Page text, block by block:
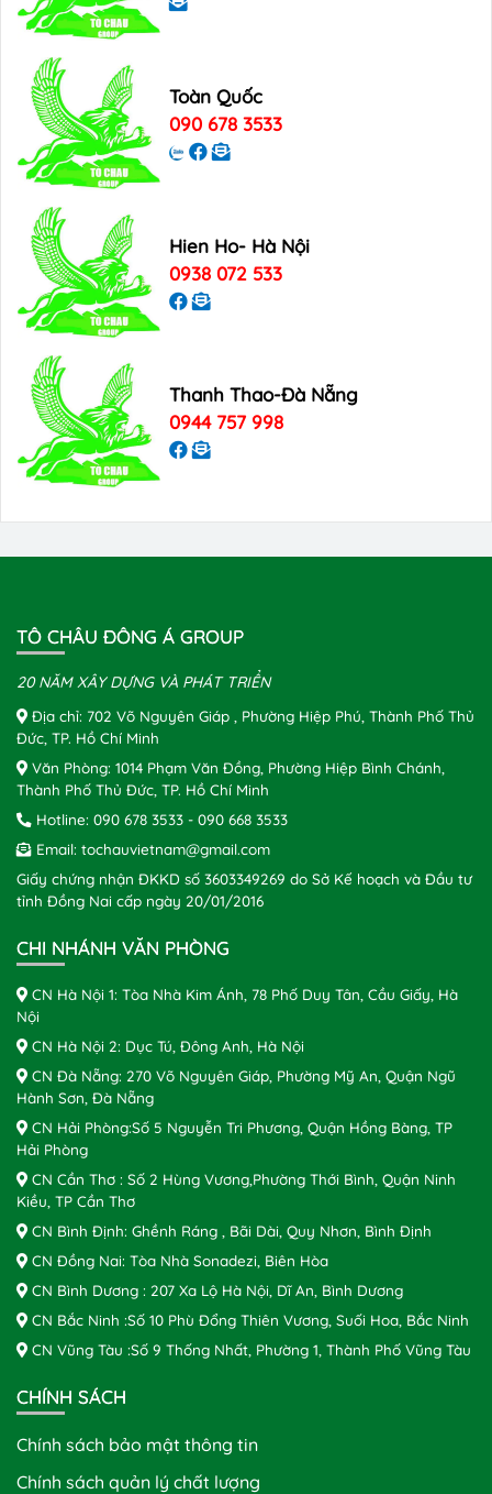
Toàn Quốc
090 678 3533
Hien Ho- Hà Nội
0938 072 533
Thanh Thao-Đà Nẵng
0944 757 998
TÔ CHÂU ĐÔNG Á GROUP
20 NĂM XÂY DỰNG VÀ PHÁT TRIỂN
Địa chỉ: 702 Võ Nguyên Giáp , Phường Hiệp Phú, Thành Phố Thủ
Đức, TP. Hồ Chí Minh
Văn Phòng: 1014 Phạm Văn Đồng, Phường Hiệp Bình Chánh,
Thành Phố Thủ Đức, TP. Hồ Chí Minh
Hotline: 090 678 3533 - 090 668 3533
Email: tochauvietnam@gmail.com
Giấy chứng nhận ĐKKD số 3603349269 do Sở Kế hoạch và Đầu tư
tỉnh Đồng Nai cấp ngày 20/01/2016
CHI NHÁNH VĂN PHÒNG
CN Hà Nội 1: Tòa Nhà Kim Ánh, 78 Phố Duy Tân, Cầu Giấy, Hà
Nội
CN Hà Nội 2: Dục Tú, Đông Anh, Hà Nội
CN Đà Nẵng: 270 Võ Nguyên Giáp, Phường Mỹ An, Quận Ngũ
Hành Sơn, Đà Nẵng
CN Hải Phòng:Số 5 Nguyễn Tri Phương, Quận Hồng Bàng, TP
Hải Phòng
CN Cần Thơ : Số 2 Hùng Vương,Phường Thới Bình, Quận Ninh
Kiều, TP Cần Thơ
CN Bình Định: Ghềnh Ráng , Bãi Dài, Quy Nhơn, Bình Định
CN Đồng Nai: Tòa Nhà Sonadezi, Biên Hòa
CN Bình Dương : 207 Xa Lộ Hà Nội, Dĩ An, Bình Dương
CN Bắc Ninh :Số 10 Phù Đổng Thiên Vương, Suối Hoa, Bắc Ninh
CN Vũng Tàu :Số 9 Thống Nhất, Phường 1, Thành Phố Vũng Tàu
CHÍNH SÁCH
Chính sách bảo mật thông tin
Chính sách quản lý chất lượng